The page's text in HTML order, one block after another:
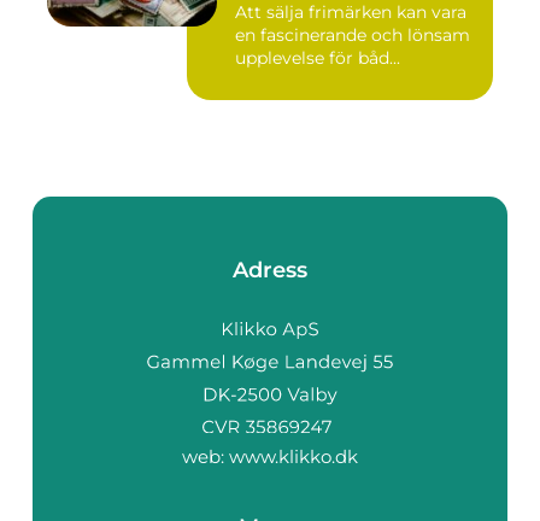
Att sälja frimärken kan vara
en fascinerande och lönsam
upplevelse för båd...
Adress
web: www.klikko.dk